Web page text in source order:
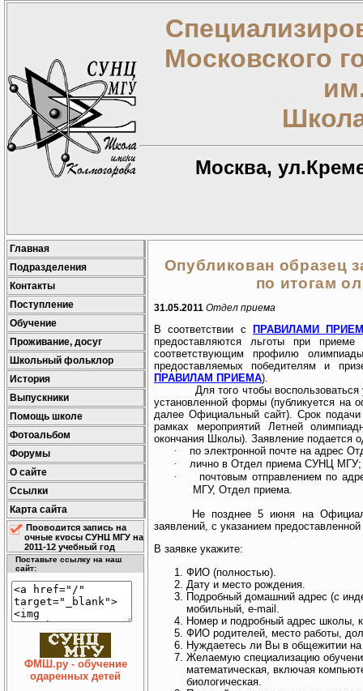
Московского
Москва,
Главная
Подразделения
Контакты
Поступление
Обучение
Проживание, досуг
Школьный фольклор
История
Выпускники
Помощь школе
Фотоальбом
Форумы
О сайте
Ссылки
Карта сайта
Проводится запись на
очные курсы СУНЦ МГУ на
2011-12 учебный год
Поставьте ссылку на наш
сайт:
ФМШ.ру - обучение
одаренных детей
Опубликован образец
по итогам
31.05.2011 Отдел приема
В соответствии с
ПРАВИЛАМИ
предоставляются льготы при
соответствующим профилю
предоставляемых победителям и
ПРАВИЛАМ ПРИЕМА).
Для того чтобы
установленной формы (публикуется
далее Официальный сайт). Срок
рамках мероприятий Летней
окончания Школы). Заявление подается
·
по электронной почте на адрес
·
лично в Отдел приема СУНЦ МГУ;
·
почтовым отправлением по
МГУ, Отдел приема.
Не позднее 5 июня на
заявлений, с указанием
В заявке укажите:
ФИО (полностью).
Дату и место рождения.
Подробный домашний адрес (с
мобильный, e-mail.
Номер и подробный адрес школы,
ФИО родителей, место работы,
Нуждаетесь ли Вы в общежитии на
Желаемую специализацию
математическая, включая
биологическая.